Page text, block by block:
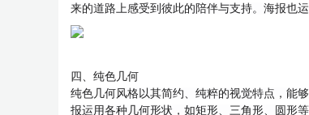
来的道路上感受到彼此的陪伴与支持。海报也
四、纯色几何
纯色几何风格以其简约、纯粹的视觉特点，能
报运用各种几何形状，如矩形、三角形、圆形